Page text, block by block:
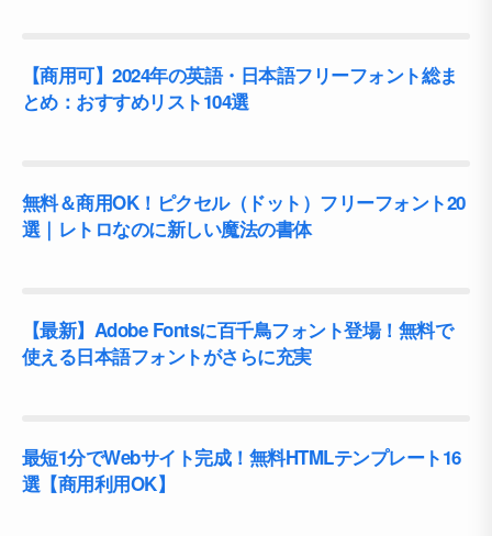
【商用可】2024年の英語・日本語フリーフォント総ま
とめ：おすすめリスト104選
無料＆商用OK！ピクセル（ドット）フリーフォント20
選｜レトロなのに新しい魔法の書体
【最新】Adobe Fontsに百千鳥フォント登場！無料で
使える日本語フォントがさらに充実
最短1分でWebサイト完成！無料HTMLテンプレート16
選【商用利用OK】